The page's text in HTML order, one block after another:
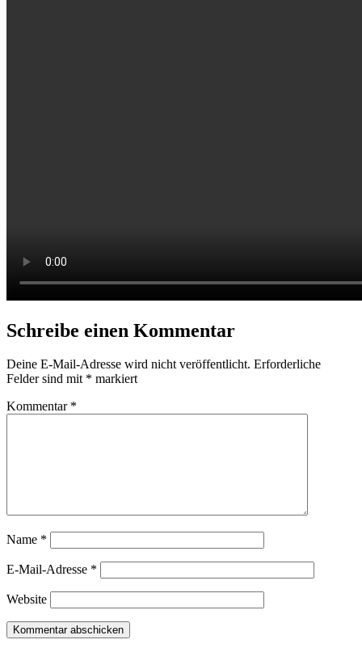
Schreibe einen Kommentar
Deine E-Mail-Adresse wird nicht veröffentlicht. Erforderliche
Felder sind mit * markiert
Kommentar *
Name *
E-Mail-Adresse *
Website